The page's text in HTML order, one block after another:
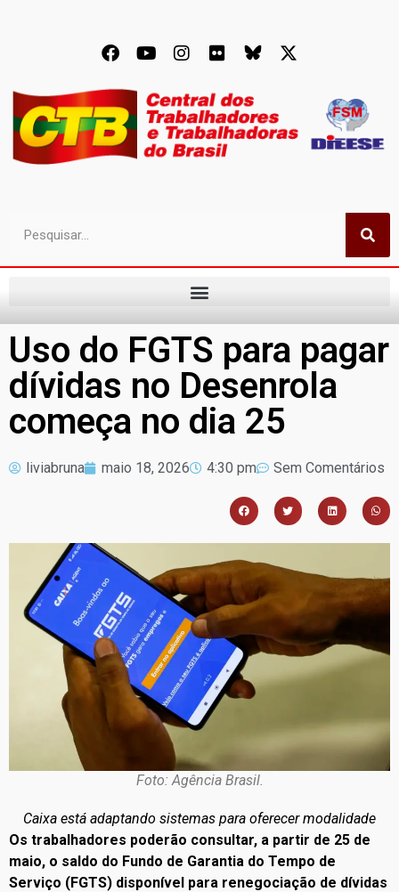
Uso do FGTS para pagar
dívidas no Desenrola
começa no dia 25
liviabruna maio 18, 2026 4:30 pm Sem Comentários
Foto: Agência Brasil.
Caixa está adaptando sistemas para oferecer modalidade
Os trabalhadores poderão consultar, a partir de 25 de
maio, o saldo do Fundo de Garantia do Tempo de
Serviço (FGTS) disponível para renegociação de dívidas